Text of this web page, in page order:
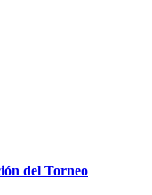
del Torneo